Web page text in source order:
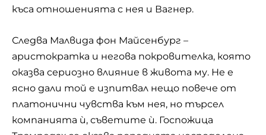
къса отношенията с нея и Вагнер.
Следва Малвида фон Майсенбург –
аристократка и негова покровителка, която
оказва сериозно влияние в живота му. Не е
ясно дали той е изпитвал нещо повече от
платонични чувства към нея, но търсел
компанията ѝ, съветите ѝ. Госпожица